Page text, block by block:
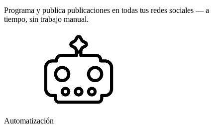
Programa y publica publicaciones en todas tus redes sociales — a
tiempo, sin trabajo manual.
Automatización